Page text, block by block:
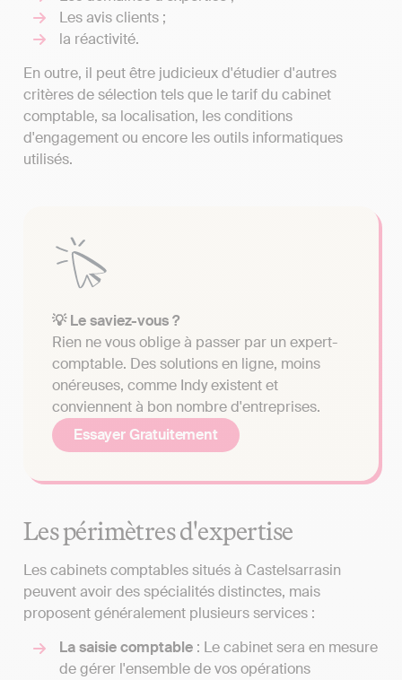
Les avis clients ;
la réactivité.
En outre, il peut être judicieux d'étudier d'autres
critères de sélection tels que le tarif du cabinet
comptable, sa localisation, les conditions
d'engagement ou encore les outils informatiques
utilisés.
💡 Le saviez-vous ?
Rien ne vous oblige à passer par un expert-
comptable. Des solutions en ligne, moins
onéreuses, comme Indy existent et
conviennent à bon nombre d'entreprises.
Essayer Gratuitement
Les périmètres d'expertise
Les cabinets comptables situés à Castelsarrasin
peuvent avoir des spécialités distinctes, mais
proposent généralement plusieurs services :
La saisie comptable : Le cabinet sera en mesure
de gérer l'ensemble de vos opérations